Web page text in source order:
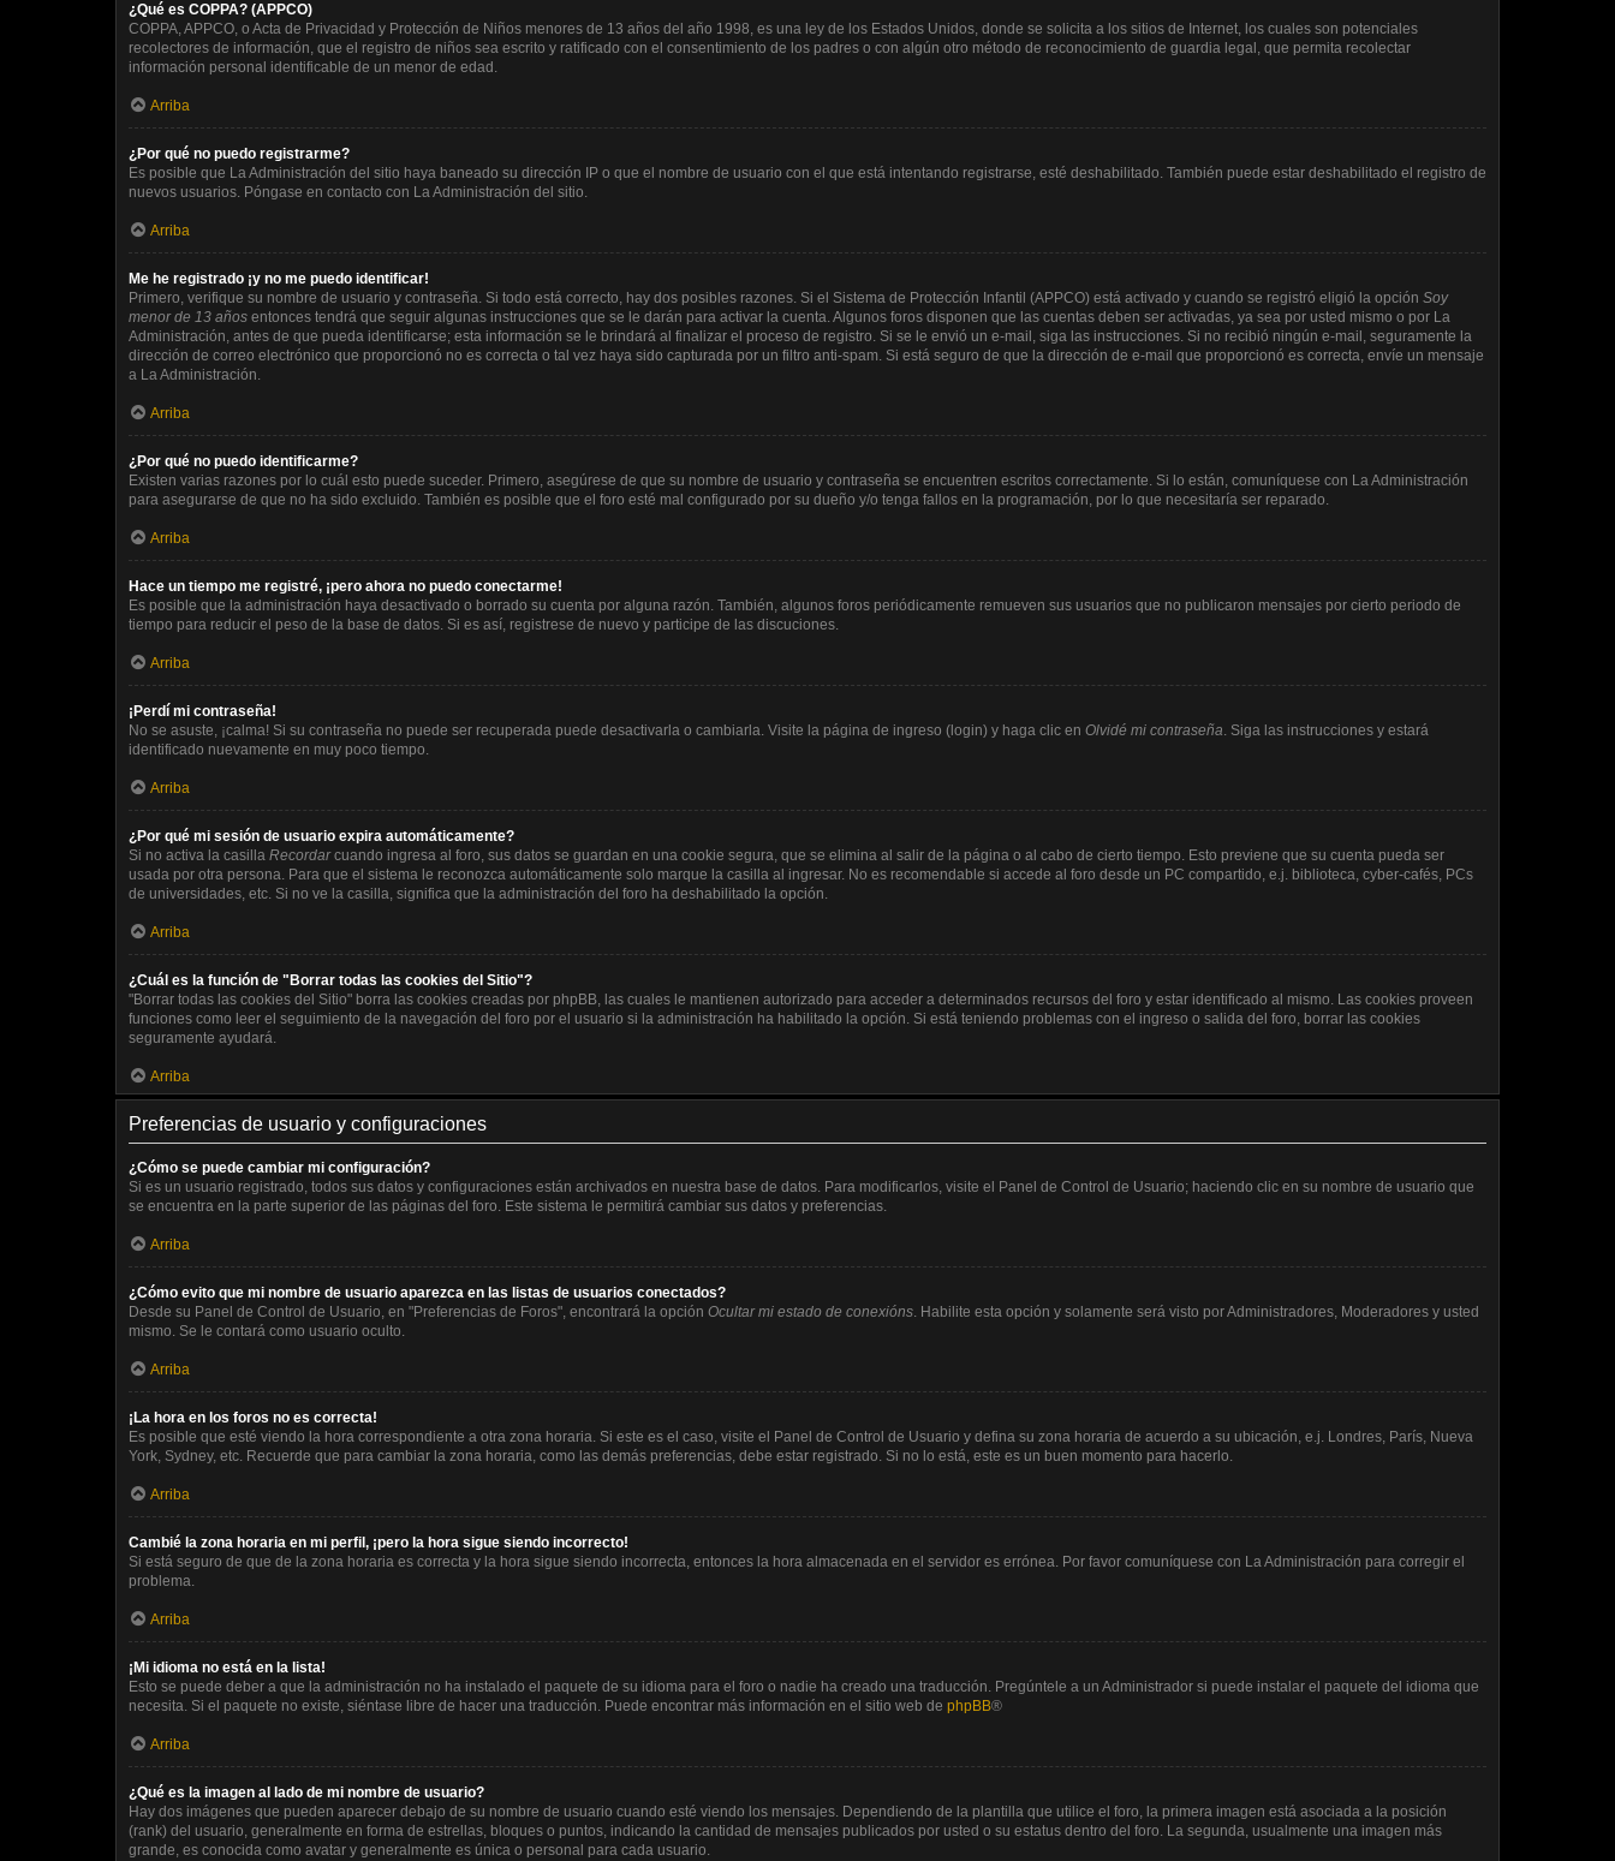
¿Qué es COPPA? (APPCO)
COPPA, APPCO, o Acta de Privacidad y Protección de Niños menores de 13 años del año 1998, es una ley de los Estados Unidos, donde se solicita a los sitios de Internet, los cuales son potenciales
recolectores de información, que el registro de niños sea escrito y ratificado con el consentimiento de los padres o con algún otro método de reconocimiento de guardia legal, que permita recolectar
información personal identificable de un menor de edad.
Arriba
¿Por qué no puedo registrarme?
Es posible que La Administración del sitio haya baneado su dirección IP o que el nombre de usuario con el que está intentando registrarse, esté deshabilitado. También puede estar deshabilitado el registro de
nuevos usuarios. Póngase en contacto con La Administración del sitio.
Arriba
Me he registrado ¡y no me puedo identificar!
Primero, verifique su nombre de usuario y contraseña. Si todo está correcto, hay dos posibles razones. Si el Sistema de Protección Infantil (APPCO) está activado y cuando se registró eligió la opción Soy
menor de 13 años entonces tendrá que seguir algunas instrucciones que se le darán para activar la cuenta. Algunos foros disponen que las cuentas deben ser activadas, ya sea por usted mismo o por La
Administración, antes de que pueda identificarse; esta información se le brindará al finalizar el proceso de registro. Si se le envió un e-mail, siga las instrucciones. Si no recibió ningún e-mail, seguramente la
dirección de correo electrónico que proporcionó no es correcta o tal vez haya sido capturada por un filtro anti-spam. Si está seguro de que la dirección de e-mail que proporcionó es correcta, envíe un mensaje
a La Administración.
Arriba
¿Por qué no puedo identificarme?
Existen varias razones por lo cuál esto puede suceder. Primero, asegúrese de que su nombre de usuario y contraseña se encuentren escritos correctamente. Si lo están, comuníquese con La Administración
para asegurarse de que no ha sido excluido. También es posible que el foro esté mal configurado por su dueño y/o tenga fallos en la programación, por lo que necesitaría ser reparado.
Arriba
Hace un tiempo me registré, ¡pero ahora no puedo conectarme!
Es posible que la administración haya desactivado o borrado su cuenta por alguna razón. También, algunos foros periódicamente remueven sus usuarios que no publicaron mensajes por cierto periodo de
tiempo para reducir el peso de la base de datos. Si es así, registrese de nuevo y participe de las discuciones.
Arriba
¡Perdí mi contraseña!
No se asuste, ¡calma! Si su contraseña no puede ser recuperada puede desactivarla o cambiarla. Visite la página de ingreso (login) y haga clic en Olvidé mi contraseña. Siga las instrucciones y estará
identificado nuevamente en muy poco tiempo.
Arriba
¿Por qué mi sesión de usuario expira automáticamente?
Si no activa la casilla Recordarcuando ingresa al foro, sus datos se guardan en una cookie segura, que se elimina al salir de la página o al cabo de cierto tiempo. Esto previene que su cuenta pueda ser
usada por otra persona. Para que el sistema le reconozca automáticamente solo marque la casilla al ingresar. No es recomendable si accede al foro desde un PC compartido, e.j. biblioteca, cyber-cafés, PCs
de universidades, etc. Si no ve la casilla, significa que la administración del foro ha deshabilitado la opción.
Arriba
¿Cuál es la función de "Borrar todas las cookies del Sitio"?
"Borrar todas las cookies del Sitio" borra las cookies creadas por phpBB, las cuales le mantienen autorizado para acceder a determinados recursos del foro y estar identificado al mismo. Las cookies proveen
funciones como leer el seguimiento de la navegación del foro por el usuario si la administración ha habilitado la opción. Si está teniendo problemas con el ingreso o salida del foro, borrar las cookies
seguramente ayudará.
Arriba
Preferencias de usuario y configuraciones
¿Cómo se puede cambiar mi configuración?
Si es un usuario registrado, todos sus datos y configuraciones están archivados en nuestra base de datos. Para modificarlos, visite el Panel de Control de Usuario; haciendo clic en su nombre de usuario que
se encuentra en la parte superior de las páginas del foro. Este sistema le permitirá cambiar sus datos y preferencias.
Arriba
¿Cómo evito que mi nombre de usuario aparezca en las listas de usuarios conectados?
Desde su Panel de Control de Usuario, en "Preferencias de Foros", encontrará la opción Ocultar mi estado de conexións. Habilite esta opción y solamente será visto por Administradores, Moderadores y usted
mismo. Se le contará como usuario oculto.
Arriba
¡La hora en los foros no es correcta!
Es posible que esté viendo la hora correspondiente a otra zona horaria. Si este es el caso, visite el Panel de Control de Usuario y defina su zona horaria de acuerdo a su ubicación, e.j. Londres, París, Nueva
York, Sydney, etc. Recuerde que para cambiar la zona horaria, como las demás preferencias, debe estar registrado. Si no lo está, este es un buen momento para hacerlo.
Arriba
Cambié la zona horaria en mi perfil, ¡pero la hora sigue siendo incorrecto!
Si está seguro de que de la zona horaria es correcta y la hora sigue siendo incorrecta, entonces la hora almacenada en el servidor es errónea. Por favor comuníquese con La Administración para corregir el
problema.
Arriba
¡Mi idioma no está en la lista!
Esto se puede deber a que la administración no ha instalado el paquete de su idioma para el foro o nadie ha creado una traducción. Pregúntele a un Administrador si puede instalar el paquete del idioma que
necesita. Si el paquete no existe, siéntase libre de hacer una traducción. Puede encontrar más información en el sitio web de phpBB®
Arriba
¿Qué es la imagen al lado de mi nombre de usuario?
Hay dos imágenes que pueden aparecer debajo de su nombre de usuario cuando esté viendo los mensajes. Dependiendo de la plantilla que utilice el foro, la primera imagen está asociada a la posición
(rank) del usuario, generalmente en forma de estrellas, bloques o puntos, indicando la cantidad de mensajes publicados por usted o su estatus dentro del foro. La segunda, usualmente una imagen más
grande, es conocida como avatar y generalmente es única o personal para cada usuario.